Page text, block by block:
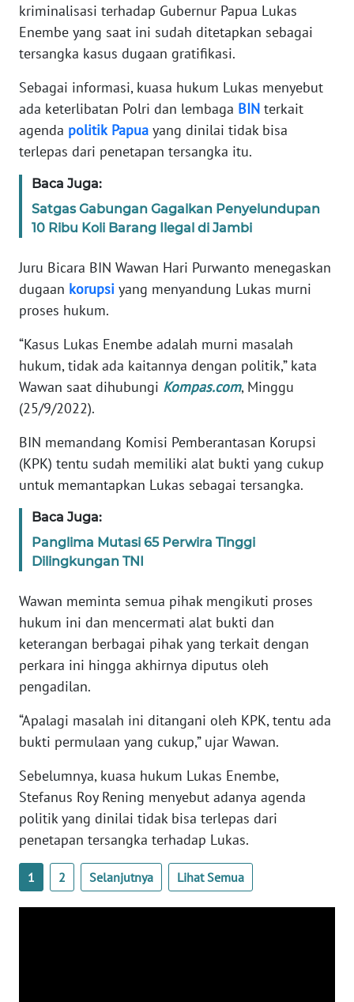
kriminalisasi terhadap Gubernur Papua Lukas
Enembe yang saat ini sudah ditetapkan sebagai
tersangka kasus dugaan gratifikasi.
Sebagai informasi, kuasa hukum Lukas menyebut
ada keterlibatan Polri dan lembaga BIN terkait
agenda politik Papua yang dinilai tidak bisa
terlepas dari penetapan tersangka itu.
Baca Juga:
Satgas Gabungan Gagalkan Penyelundupan
10 Ribu Koli Barang Ilegal di Jambi
Juru Bicara BIN Wawan Hari Purwanto menegaskan
dugaan korupsi yang menyandung Lukas murni
proses hukum.
“Kasus Lukas Enembe adalah murni masalah
hukum, tidak ada kaitannya dengan politik,” kata
Wawan saat dihubungi Kompas.com, Minggu
(25/9/2022).
BIN memandang Komisi Pemberantasan Korupsi
(KPK) tentu sudah memiliki alat bukti yang cukup
untuk memantapkan Lukas sebagai tersangka.
Baca Juga:
Panglima Mutasi 65 Perwira Tinggi
Dilingkungan TNI
Wawan meminta semua pihak mengikuti proses
hukum ini dan mencermati alat bukti dan
keterangan berbagai pihak yang terkait dengan
perkara ini hingga akhirnya diputus oleh
pengadilan.
“Apalagi masalah ini ditangani oleh KPK, tentu ada
bukti permulaan yang cukup,” ujar Wawan.
Sebelumnya, kuasa hukum Lukas Enembe,
Stefanus Roy Rening menyebut adanya agenda
politik yang dinilai tidak bisa terlepas dari
penetapan tersangka terhadap Lukas.
1 2 Selanjutnya Lihat Semua
EDITORIAL
INDEKS
BERITA
KAMI
INFO
TENTANG
KAMI
PEDOMAN
MEDIA
REDAKSI
KARIR
Wahana
Regional
SUMUT
WN
JAKARTA
JABAR
WN
BANTEN
WN
NTT
WN